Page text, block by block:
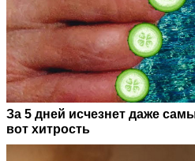
За 5 дней исчезнет даже
вот хитрость